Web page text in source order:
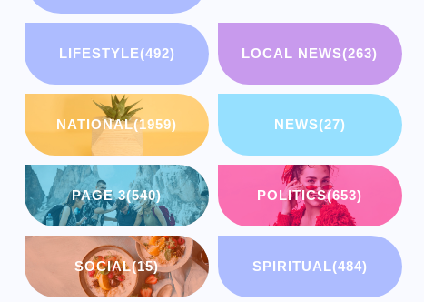
LIFESTYLE(492) LOCAL NEWS(263)
NATIONAL(1959) NEWS(27)
PAGE 3(540) POLITICS(653)
SOCIAL(15) SPIRITUAL(484)